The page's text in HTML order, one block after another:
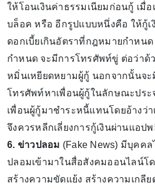
ให้โอนเงินค่าธรรมเนียมก่อนกู้ เมื่อ
บล็อค หรือ อีกรูปแบบหนึ่งคือ ให้กู้เ
ดอกเบี้ยเกินอัตราที่กฎหมายกำหน
กำหนด จะมีการโทรศัพท์ขู่ ต่อว่าด้
หมิ่นเหยียดหยามผู้กู้ นอกจากนั้นจ
โทรศัพท์หาเพื่อนผู้กู้ในลักษณะประ
เพื่อนผู้กู้มาชำระหนี้แทนโดยอ้างว่
จึงควรหลีกเลี่ยงการกู้เงินผ่านแอป
6. ข่าวปลอม (Fake News) มีบุคค
ปลอมเข้ามาในสื่อสังคมออนไลน์โ
สร้างความขัดแย้ง สร้างความเกลี